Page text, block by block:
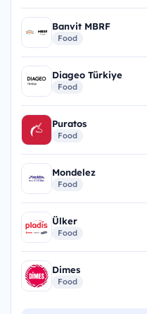
Banvit MBRF
Food
Diageo Türkiye
Food
Puratos
Food
Mondelez
Food
Ülker
Food
Dimes
Food